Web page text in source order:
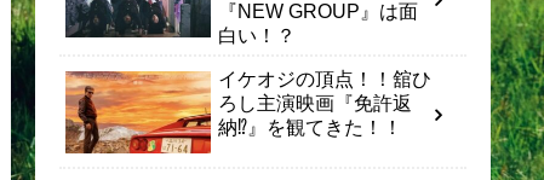
『NEW GROUP』は面
白い！？
イケオジの頂点！！舘ひ
ろし主演映画『免許返
納⁉』を観てきた！！